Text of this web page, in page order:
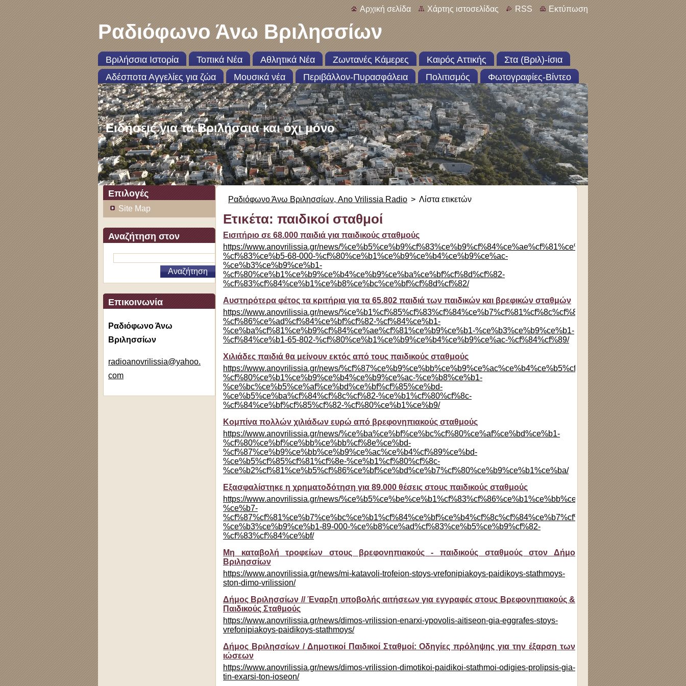
Αρχική σελίδα Χάρτης ιστοσελίδας RSS Εκτύπωση
Ραδιόφωνο Άνω Βριλησσίων
Βριλήσσια Ιστορία Τοπικά Νέα Αθλητικά Νέα Ζωντανές Κάμερες Καιρός Αττικής
Στα (Βριλ)-ίσια
Αδέσποτα Αγγελίες για ζώα
Μουσικά νέα Περιβάλλον-Πυρασφάλεια Πολιτισμός Φωτογραφίες-Βίντεο
Ειδήσεις για τα Βριλήσσια και όχι μόνο
Επιλογές
Site Map
Αναζήτηση στον
ιστότοπο
Επικοινωνία
Ραδιόφωνο Άνω
Βριλησσίων
radioanovrilissia@yahoo.
com
Ραδιόφωνο Άνω Βριλησσίων, Ano Vrilissia Radio > Λίστα ετικετών
Ετικέτα: παιδικοί σταθμοί
Εισιτήριο σε 68.000 παιδιά για παιδικούς σταθμούς
https://www.anovrilissia.gr/news/%ce%b5%ce%b9%cf%83%ce%b9%cf%84%ce%ae%cf%81%ce%b9%ce%bf-
%cf%83%ce%b5-68-000-%cf%80%ce%b1%ce%b9%ce%b4%ce%b9%ce%ac-
%ce%b3%ce%b9%ce%b1-
%cf%80%ce%b1%ce%b9%ce%b4%ce%b9%ce%ba%ce%bf%cf%8d%cf%82-
%cf%83%cf%84%ce%b1%ce%b8%ce%bc%ce%bf%cf%8d%cf%82/
Αυστηρότερα φέτος τα κριτήρια για τα 65.802 παιδιά των παιδικών και βρεφικών σταθμών
https://www.anovrilissia.gr/news/%ce%b1%cf%85%cf%83%cf%84%ce%b7%cf%81%cf%8c%cf%84%ce%b5%cf%81%ce%b1-
%cf%86%ce%ad%cf%84%ce%bf%cf%82-%cf%84%ce%b1-
%ce%ba%cf%81%ce%b9%cf%84%ce%ae%cf%81%ce%b9%ce%b1-%ce%b3%ce%b9%ce%b1-
%cf%84%ce%b1-65-802-%cf%80%ce%b1%ce%b9%ce%b4%ce%b9%ce%ac-%cf%84%cf%89/
Χιλιάδες παιδιά θα μείνουν εκτός από τους παιδικούς σταθμούς
https://www.anovrilissia.gr/news/%cf%87%ce%b9%ce%bb%ce%b9%ce%ac%ce%b4%ce%b5%cf%82-
%cf%80%ce%b1%ce%b9%ce%b4%ce%b9%ce%ac-%ce%b8%ce%b1-
%ce%bc%ce%b5%ce%af%ce%bd%ce%bf%cf%85%ce%bd-
%ce%b5%ce%ba%cf%84%cf%8c%cf%82-%ce%b1%cf%80%cf%8c-
%cf%84%ce%bf%cf%85%cf%82-%cf%80%ce%b1%ce%b9/
Κομπίνα πολλών χιλιάδων ευρώ από βρεφονηπιακούς σταθμούς
https://www.anovrilissia.gr/news/%ce%ba%ce%bf%ce%bc%cf%80%ce%af%ce%bd%ce%b1-
%cf%80%ce%bf%ce%bb%ce%bb%cf%8e%ce%bd-
%cf%87%ce%b9%ce%bb%ce%b9%ce%ac%ce%b4%cf%89%ce%bd-
%ce%b5%cf%85%cf%81%cf%8e-%ce%b1%cf%80%cf%8c-
%ce%b2%cf%81%ce%b5%cf%86%ce%bf%ce%bd%ce%b7%cf%80%ce%b9%ce%b1%ce%ba/
Εξασφαλίστηκε η χρηματοδότηση για 89.000 θέσεις στους παιδικούς σταθμούς
https://www.anovrilissia.gr/news/
%ce%b7-
%cf%87%cf%81%ce%b7%ce%bc%ce%b1%cf%84%ce%bf%ce%b4%cf%8c%cf%84%ce%b7%cf%83%ce%b7-
%ce%b3%ce%b9%ce%b1-89-000-%ce%b8%ce%ad%cf%83%ce%b5%ce%b9%cf%82-
%cf%83%cf%84%ce%bf/
Μη καταβολή τροφείων στους βρεφονηπιακούς - παιδικούς σταθμούς στον Δήμο
Βριλησσίων
https://www.anovrilissia.gr/news/mi-katavoli-trofeion-stoys-vrefonipiakoys-paidikoys-stathmoys-
ston-dimo-vrilission/
Δήμος Βριλησσίων // Έναρξη υποβολής αιτήσεων για εγγραφές στους Βρεφονηπιακούς &
Παιδικούς Σταθμούς
https://www.anovrilissia.gr/news/dimos-vrilission-enarxi-ypovolis-aitiseon-gia-eggrafes-stoys-
vrefonipiakoys-paidikoys-stathmoys/
Δήμος Βριλησσίων / Δημοτικοί Παιδικοί Σταθμοί: Οδηγίες πρόληψης για την έξαρση των
ιώσεων
https://www.anovrilissia.gr/news/dimos-vrilission-dimotikoi-paidikoi-stathmoi-odigies-prolipsis-gia-
tin-exarsi-ton-ioseon/